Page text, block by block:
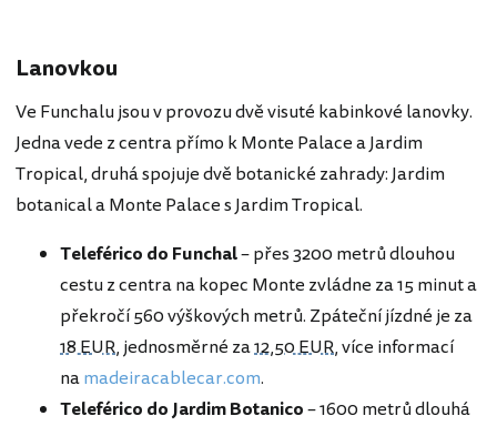
Lanovkou
Ve Funchalu jsou v provozu dvě visuté kabinkové lanovky.
Jedna vede z centra přímo k Monte Palace a Jardim
Tropical, druhá spojuje dvě botanické zahrady: Jardim
botanical a Monte Palace s Jardim Tropical.
Teleférico do Funchal– přes 3200 metrů dlouhou
cestu z centra na kopec Monte zvládne za 15 minut a
překročí 560 výškových metrů. Zpáteční jízdné je za
18 EUR, jednosměrné za12,50 EUR, více informací
namadeiracablecar.com.
Teleférico do Jardim Botanico– 1600 metrů dlouhá